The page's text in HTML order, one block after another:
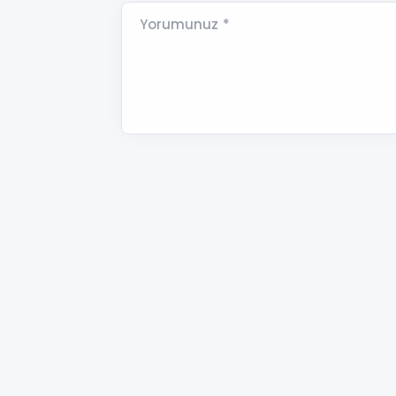
Yorumunuz *